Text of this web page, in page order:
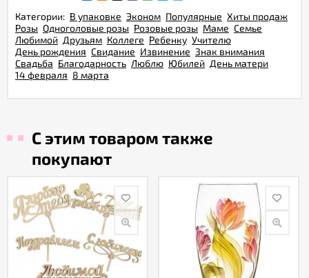
Категории: В упаковке Эконом Популярные Хиты продаж
Розы Одноголовые розы Розовые розы Маме Семье
Любимой Друзьям Коллеге Ребенку Учителю
День рождения Свидание Извинение Знак внимания
Свадьба Благодарность Люблю Юбилей День матери
14 февраля 8 марта
С этим товаром также
покупают